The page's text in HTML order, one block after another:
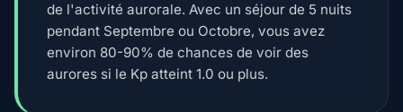
de l'activité aurorale. Avec un séjour de 5 nuits
pendant Septembre ou Octobre, vous avez
environ 80-90% de chances de voir des
aurores si le Kp atteint 1.0 ou plus.